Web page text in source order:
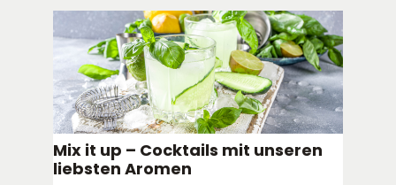
Mix it up – Cocktails mit unseren
liebsten Aromen